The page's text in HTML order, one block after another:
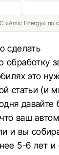
«Amic Energy» по
сделать
обработку
это
статьи (и
давайте
ваш
и вы
5-6 лет и